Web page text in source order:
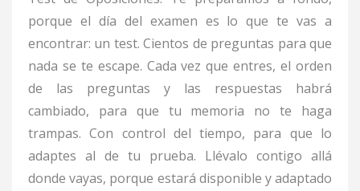
porque el día del examen es lo que te vas a
encontrar: un test. Cientos de preguntas para que
nada se te escape. Cada vez que entres, el orden
de las preguntas y las respuestas habrá
cambiado, para que tu memoria no te haga
trampas. Con control del tiempo, para que lo
adaptes al de tu prueba. Llévalo contigo allá
donde vayas, porque estará disponible y adaptado